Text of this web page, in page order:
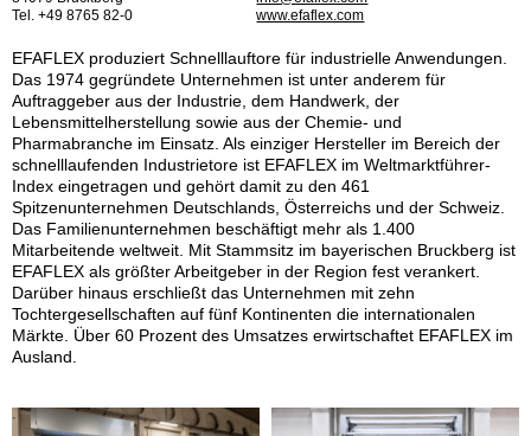
Tel. +49 8765 82-0
www.efaflex.com
EFAFLEX produziert Schnelllauftore für industrielle Anwendungen.
Das 1974 gegründete Unternehmen ist unter anderem für
Auftraggeber aus der Industrie, dem Handwerk, der
Lebensmittelherstellung sowie aus der Chemie- und
Pharmabranche im Einsatz. Als einziger Hersteller im Bereich der
schnelllaufenden Industrietore ist EFAFLEX im Weltmarktführer-
Index eingetragen und gehört damit zu den 461
Spitzenunternehmen Deutschlands, Österreichs und der Schweiz.
Das Familienunternehmen beschäftigt mehr als 1.400
Mitarbeitende weltweit. Mit Stammsitz im bayerischen Bruckberg ist
EFAFLEX als größter Arbeitgeber in der Region fest verankert.
Darüber hinaus erschließt das Unternehmen mit zehn
Tochtergesellschaften auf fünf Kontinenten die internationalen
Märkte. Über 60 Prozent des Umsatzes erwirtschaftet EFAFLEX im
Ausland.